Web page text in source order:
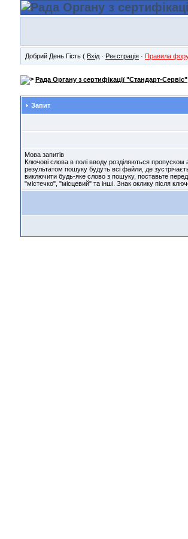
Добрий День Гість ( Вхід · Реєстрація · Правила
Рада Органу з сертифікації "Стандарт-Сервіс"
Запит
Мова запитів
Ключові слова в полі вводу розділяються
результатом пошуку будуть всі файли, де
виключити будь-яке слово з пошуку, поставьте
"містечко", "місцевий" та інші. Знак оклику після